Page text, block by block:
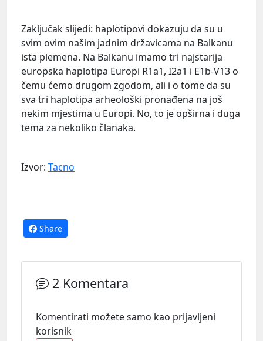
Zaključak slijedi: haplotipovi dokazuju da su u
svim ovim našim jadnim državicama na Balkanu
ista plemena. Na Balkanu imamo tri najstarija
europska haplotipa Europi R1a1, I2a1 i E1b-V13 o
čemu ćemo drugom zgodom, ali i o tome da su
sva tri haplotipa arheološki pronađena na još
nekim mjestima u Europi. No, to je opširna i duga
tema za nekoliko članaka.
Izvor: Tacno
Share
2 Komentara
Komentirati možete samo kao prijavljeni
korisnik